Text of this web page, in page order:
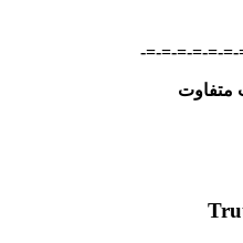
-=-=-=-=-=-
متفاوت